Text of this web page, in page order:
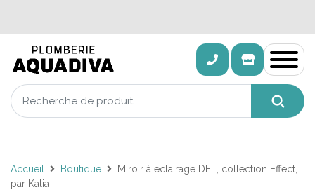
Accueil Boutique
Miroir à éclairage DEL, collection Effect,
par Kalia